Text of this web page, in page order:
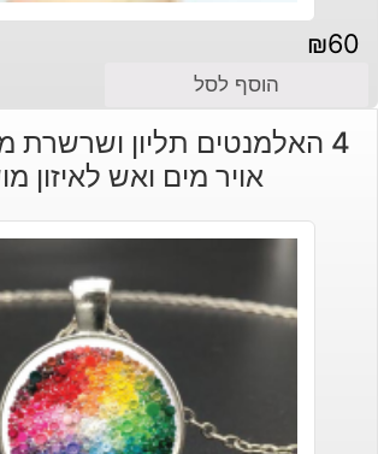
₪60
הוסף לסל
4 האלמנטים תליון
אויר מים ואש לאיזון